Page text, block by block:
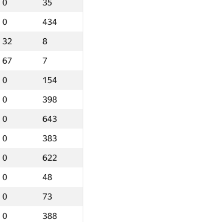
0
35
0
434
32
8
67
7
0
154
0
398
0
643
0
383
0
622
0
48
0
73
0
388
Итого
GP30 Место